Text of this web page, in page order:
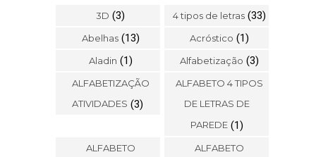
3D (3) 4 tipos de letras (33)
Abelhas (13) Acróstico (1)
Aladin (1) Alfabetização (3)
ALFABETIZAÇÃO
ATIVIDADES (3)
ALFABETO 4 TIPOS
DE LETRAS DE
PAREDE (1)
ALFABETO ALFABETO